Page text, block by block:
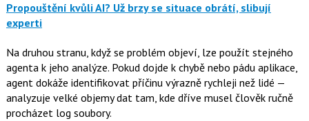
Propouštění kvůli AI? Už brzy se situace obrátí, slibují
experti
Na druhou stranu, když se problém objeví, lze použít stejného
agenta k jeho analýze. Pokud dojde k chybě nebo pádu aplikace,
agent dokáže identifikovat příčinu výrazně rychleji než lidé —
analyzuje velké objemy dat tam, kde dříve musel člověk ručně
procházet log soubory.